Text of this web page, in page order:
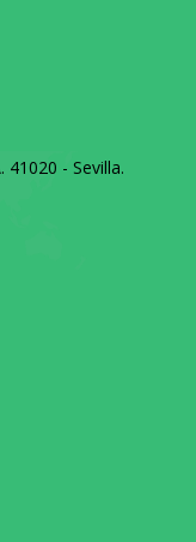
41020 - Sevilla.